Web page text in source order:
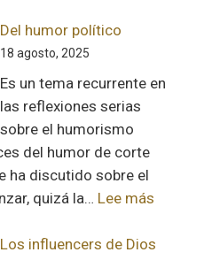
Del humor político
18 agosto, 2025
Es un tema recurrente en
las reflexiones serias
sobre el humorismo
del humor de corte
ha discutido sobre el
quizá la… Lee más:
humor
Los influencers de Dios